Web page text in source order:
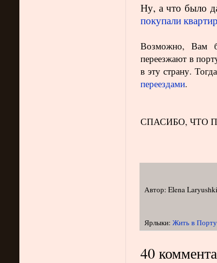
Ну, а что было
покупали
Возможно, Вам
переезжают в
в эту страну.
переездами.
СПАСИБО, ЧТО
Автор: Elena
Ярлыки: Жить в
40